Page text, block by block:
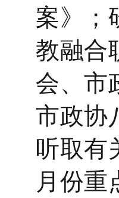
案》；
教融合
会、市
市政协
听取有
月份重